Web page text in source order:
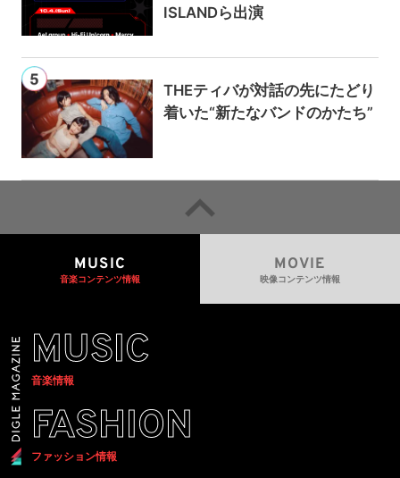
ISLANDら出演
THEティバが対話の先にたどり
着いた“新たなバンドのかたち”
MUSIC
音楽コンテンツ情報
MOVIE
映像コンテンツ情報
MUSIC
音楽情報
FASHION
ファッション情報